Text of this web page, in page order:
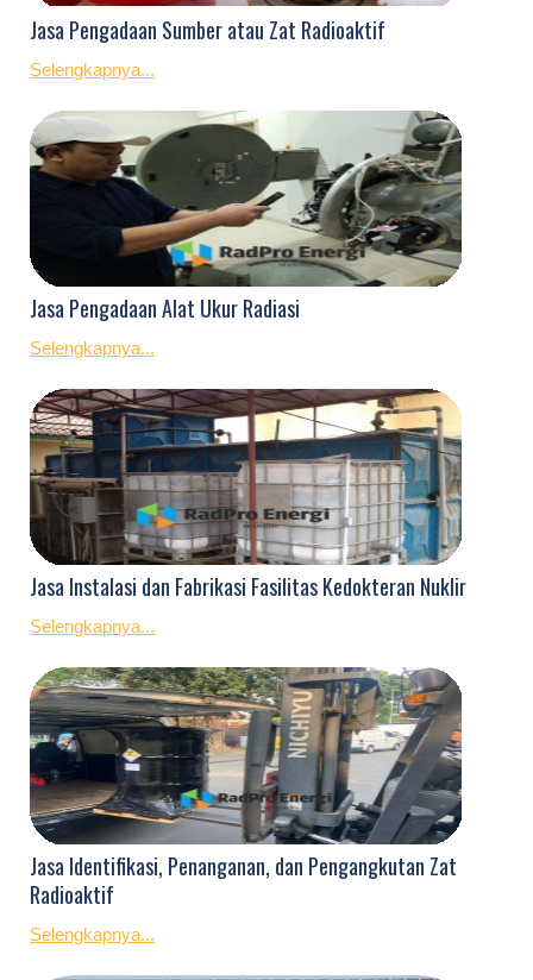
Jasa Pengadaan Sumber atau Zat Radioaktif
Selengkapnya...
Jasa Pengadaan Alat Ukur Radiasi
Selengkapnya...
Jasa Instalasi dan Fabrikasi Fasilitas Kedokteran Nuklir
Selengkapnya...
Jasa Identifikasi, Penanganan, dan Pengangkutan Zat
Radioaktif
Selengkapnya...